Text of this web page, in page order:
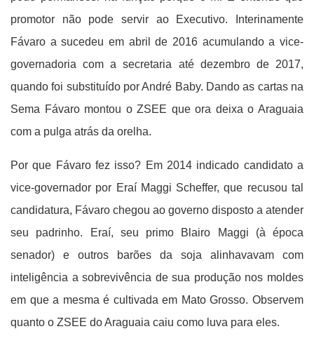
promotor não pode servir ao Executivo. Interinamente
Fávaro a sucedeu em abril de 2016 acumulando a vice-
governadoria com a secretaria até dezembro de 2017,
quando foi substituído por André Baby. Dando as cartas na
Sema Fávaro montou o ZSEE que ora deixa o Araguaia
com a pulga atrás da orelha.
Por que Fávaro fez isso? Em 2014 indicado candidato a
vice-governador por Eraí Maggi Scheffer, que recusou tal
candidatura, Fávaro chegou ao governo disposto a atender
seu padrinho. Eraí, seu primo Blairo Maggi (à época
senador) e outros barões da soja alinhavavam com
inteligência a sobrevivência de sua produção nos moldes
em que a mesma é cultivada em Mato Grosso. Observem
quanto o ZSEE do Araguaia caiu como luva para eles.